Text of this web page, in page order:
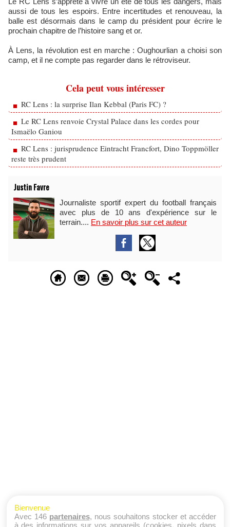
aussi de tous les espoirs. Entre incertitudes et renouveau, la
balle est désormais dans le camp du président pour écrire le
prochain chapitre de l’histoire sang et or.
À Lens, la révolution est en marche : Oughourlian a choisi son
camp, et il ne compte pas regarder dans le rétroviseur.
Cela peut vous intéresser
RC Lens : la surprise Ilan Kebbal (Paris FC) ?
Le RC Lens renvoie Crystal Palace dans les cordes pour
Ismaëlo Ganiou
RC Lens : jurisprudence Eintracht Francfort, Dino Toppmöller
reste très prudent
Justin Favre
Journaliste sportif expert du football français
avec plus de 10 ans d'expérience sur le
terrain.... En savoir plus sur cet auteur
Bienvenue
Avec 146 partenaires, nous souhaitons stocker et accéder
à des informations sur vos appareils (cookies, pixels dans